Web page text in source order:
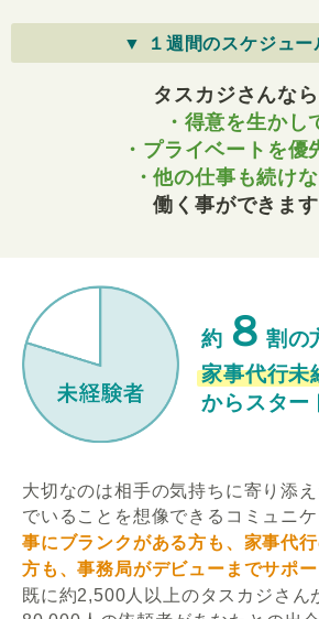
▼ １週間のスケジュー
タスカジさんなら
・得意を生かし
・プライベートを優
・他の仕事も続け
働く事ができます
約 ８ 割の
家事代行未
からスター
大切なのは相手の気持ちに寄り添
でいることを想像できるコミュニケ
事にブランクがある方も、家事代
方も、事務局がデビューまでサポー
既に約2,500人以上のタスカジさん